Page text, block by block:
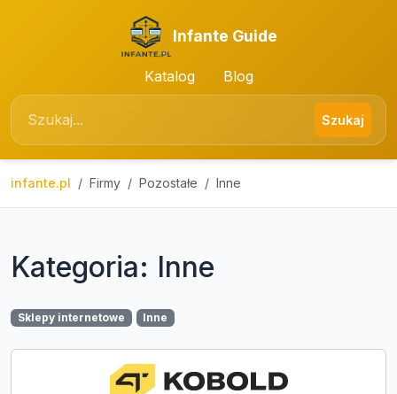
Infante Guide
Katalog Blog
Szukaj
infante.pl Firmy Pozostałe Inne
Kategoria: Inne
Sklepy internetowe Inne